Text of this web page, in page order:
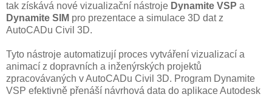
tak získává nové vizualizační nástroje Dynamite VSP a
Dynamite SIM pro prezentace a simulace 3D dat z
AutoCADu Civil 3D.
Tyto nástroje automatizují proces vytváření vizualizací a
animací z dopravních a inženýrských projektů
zpracovávaných v AutoCADu Civil 3D. Program Dynamite
VSP efektivně přenáší návrhová data do aplikace Autodesk